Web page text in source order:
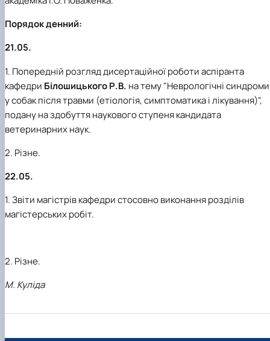
Порядок денний:
21.05.
1. Попередній розгляд дисертаційної роботи аспіранта
кафедри Білошицького Р.В. на тему "Неврологічні синдроми
у собак після травми (етіологія, симптоматика і лікування)",
подану на здобуття наукового ступеня кандидата
ветеринарних наук.
2. Різне.
22.05.
1. Звіти магістрів кафедри стосовно виконання розділів
магістерських робіт.
2. Різне.
М. Куліда